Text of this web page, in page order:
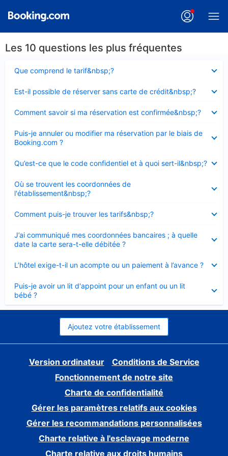
Les 10 questions les plus fréquentes
Que comprend le tarif&nbsp;?
fermé
Est-il possible de réserver sans carte de crédit&nbsp;?
fermé
Comment savoir si ma réservation est confirmée&nbsp;?
fermé
Puis-je annuler ou modifier ma réservation par le biais de
Booking.com ?
fermé
Qu’est-ce que le code confidentiel et à quoi sert-il&nbsp;?
fermé
Où se trouvent les coordonnées de
l'établissement&nbsp;?
fermé
Comment puis-je trouver les tarifs&nbsp;?
fermé
J’ai communiqué mes coordonnées bancaires ; à quelle
date la carte sera-t-elle débitée ?
fermé
L’hôtel exige-t-il un acompte ou un paiement à l’avance ?
fermé
Puis-je avoir un lit d'appoint pour un enfant ou un lit
bébé ?
fermé
Ajoutez votre établissement
Version ordinateur
Conditions de Service
Fonctionnement de notre site
Charte de confidentialité
Gérer les paramètres relatifs aux cookies
Gérer les recommandations personnalisées
Charte relative à l'esclavage moderne
Charte relative aux droits humains